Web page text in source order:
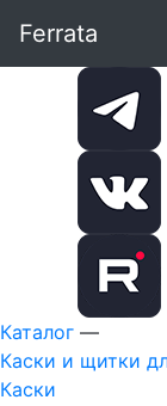
Ferrata
Каталог —
Каски и щитки
Каски